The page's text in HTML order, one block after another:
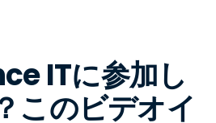
ITに参加し
このビデオイ